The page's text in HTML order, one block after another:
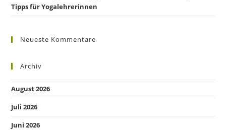
Tipps für Yogalehrerinnen
Neueste Kommentare
Archiv
August 2026
Juli 2026
Juni 2026